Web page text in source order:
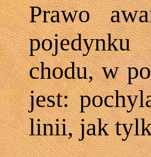
Prawo
chodu, w
jest:
linii, jak